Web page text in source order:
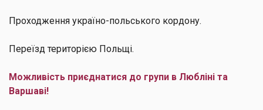
Проходження україно-польського кордону.
Переїзд територією Польщі.
Можливість приєднатися до групи в Любліні та
Варшаві!